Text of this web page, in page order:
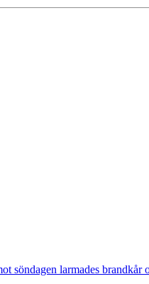
söndagen larmades